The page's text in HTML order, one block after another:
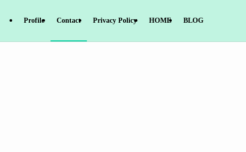
Profile Contact Privacy Policy HOME BLOG